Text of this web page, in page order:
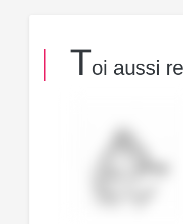
Toi aussi